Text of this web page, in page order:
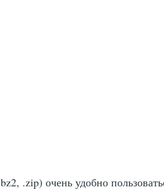
.zip) очень удобно